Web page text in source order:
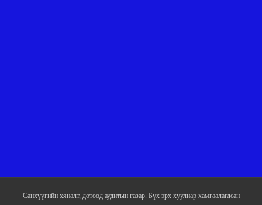
Санхүүгийн хяналт, дотоод аудитын газар. Бүх эрх хуулиар хамгаалагдсан